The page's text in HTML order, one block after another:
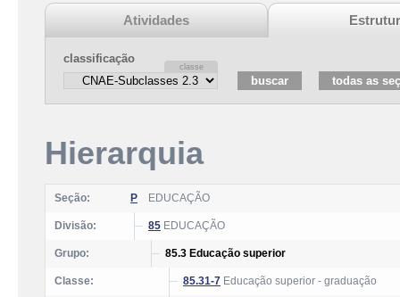
Atividades
classificação
Hierarquia
Seção: P EDUCAÇÃO
Divisão: 85 EDUCAÇÃO
Grupo: 85.3 Educação superior
Classe: 85.31-7 Educação superior - graduação